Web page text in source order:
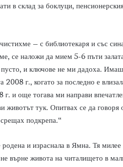
в склад за боклуци,
– с библиотекаря и със
се наложи да мием 5-6 пъти
и ключове не ми дадоха.
2008 г., когато за последно е
г. и още тогава ми направи
животът тук. Опитвах се да
подкрепа.“
и израснала в Ямна. Тя
върне живота на читалището в